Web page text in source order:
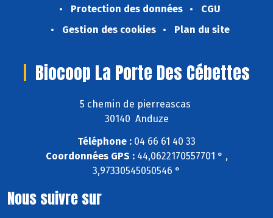
Protection des données
CGU
Gestion des cookies
Plan du site
Biocoop La Porte Des Cébettes
5 chemin de pierreascas
30140 Anduze
Téléphone : 04 66 61 40 33
Coordonnées GPS :44,0622170557701 ° ,
3,97330545050546 °
Nous suivre sur